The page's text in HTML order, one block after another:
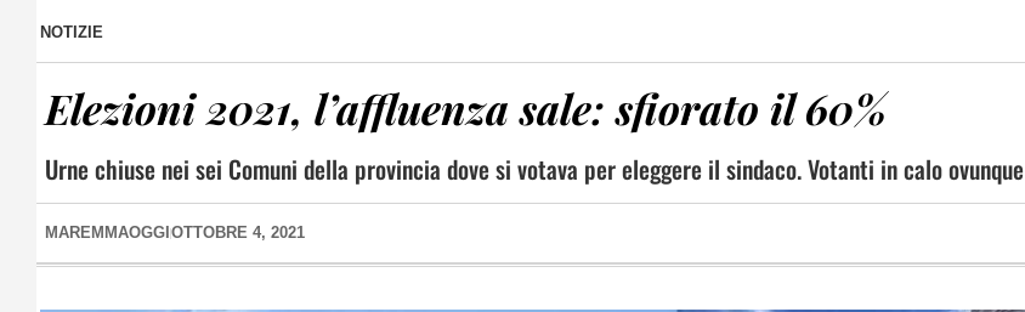
NOTIZIE
Elezioni 2021, l’affluenza sale: sfiorato il 60%
Urne chiuse nei sei Comuni della provincia dove si votava per eleggere il sindaco. Votanti in calo ovunque
MAREMMAOGGI OTTOBRE 4, 2021